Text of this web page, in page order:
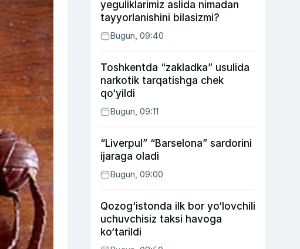
yeguliklarimiz aslida nimadan
tayyorlanishini bilasizmi?
Bugun, 09:40
Toshkentda “zakladka” usulida
narkotik tarqatishga chek
qo‘yildi
Bugun, 09:11
“Liverpul” “Barselona” sardorini
ijaraga oladi
Bugun, 09:00
Qozog‘istonda ilk bor yo‘lovchili
uchuvchisiz taksi havoga
ko‘tarildi